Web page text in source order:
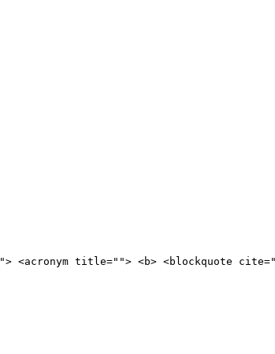
title=""> <b> <blockquote